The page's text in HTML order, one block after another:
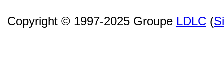
Copyright © 1997-2025 Groupe LDLC (